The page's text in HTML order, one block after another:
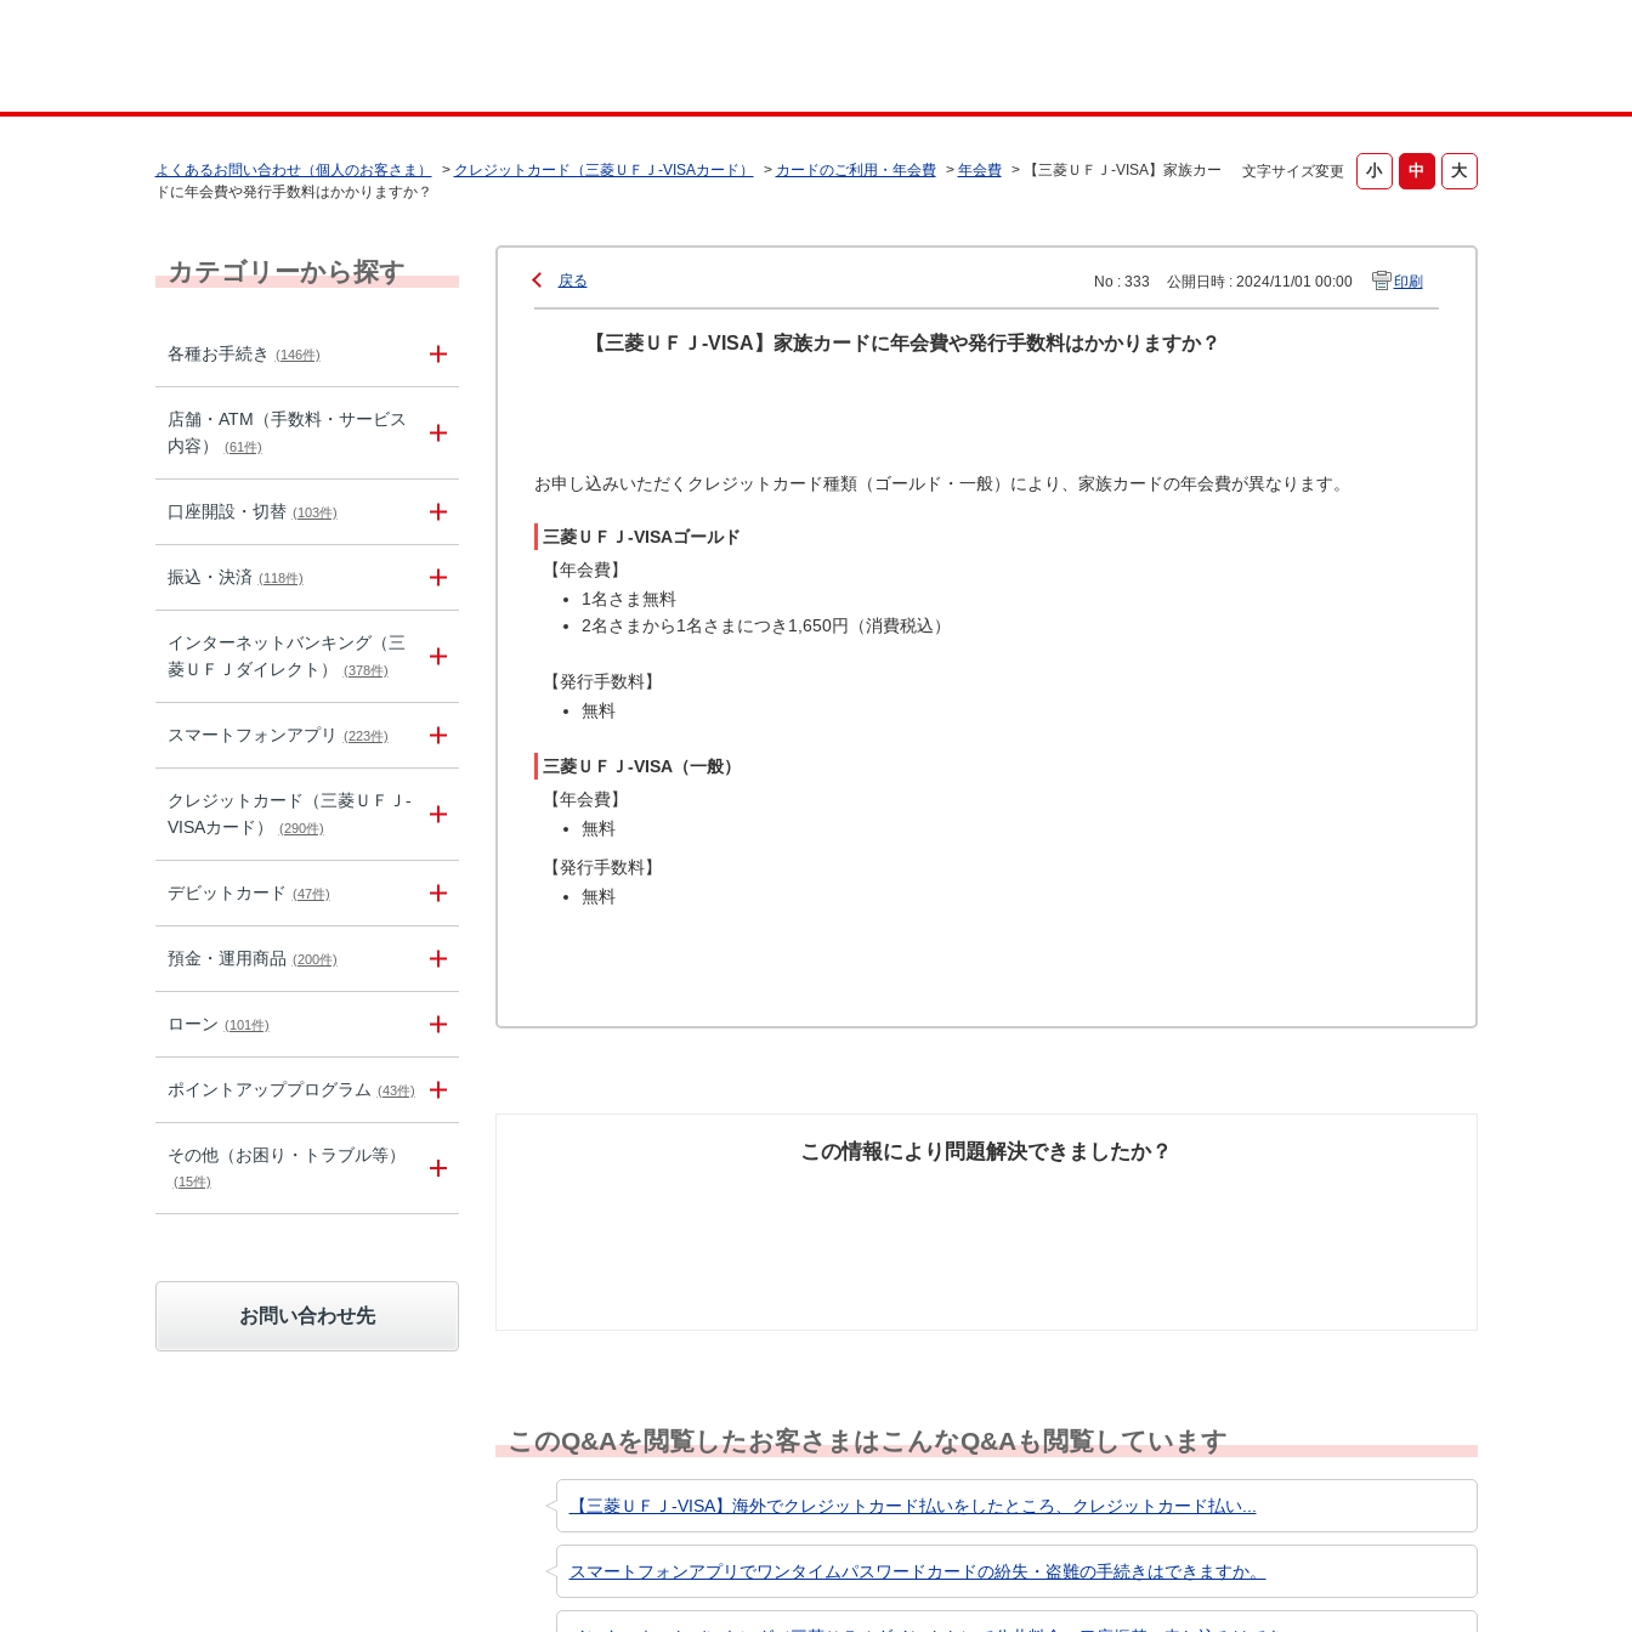
文字サイズ変更
よくあるお問い合わせ（個人のお客さま） > クレジットカード（三菱ＵＦＪ-VISAカード） > カードのご利用・年会費 > 年会費 >
【三菱ＵＦＪ-VISA】家族カー
ドに年会費や発行手数料はかかりますか？
カテゴリーから探す
各種お手続き (146件)
店舗・ATM（手数料・サービス
内容）
(61件)
口座開設・切替 (103件)
振込・決済 (118件)
インターネットバンキング（三
菱ＵＦＪダイレクト）
(378件)
スマートフォンアプリ (223件)
クレジットカード（三菱ＵＦＪ-
VISAカード）
(290件)
デビットカード (47件)
預金・運用商品 (200件)
ローン (101件)
ポイントアッププログラム (43件)
その他（お困り・トラブル等）
(15件)
お問い合わせ先
戻る No : 333 公開日時 : 2024/11/01 00:00 印刷
【三菱ＵＦＪ-VISA】家族カードに年会費や発行手数料はかかりますか？
お申し込みいただくクレジットカード種類（ゴールド・一般）により、家族カードの年会費が異なります。
三菱ＵＦＪ-VISAゴールド
【年会費】
1名さま無料
2名さまから1名さまにつき1,650円（消費税込）
【発行手数料】
無料
三菱ＵＦＪ-VISA（一般）
【年会費】
無料
【発行手数料】
無料
この情報により問題解決できましたか？
このQ&Aを閲覧したお客さまはこんなQ&Aも閲覧しています
【三菱ＵＦＪ-VISA】海外でクレジットカード払いをしたところ、クレジットカード払い...
スマートフォンアプリでワンタイムパスワードカードの紛失・盗難の手続きはできますか。